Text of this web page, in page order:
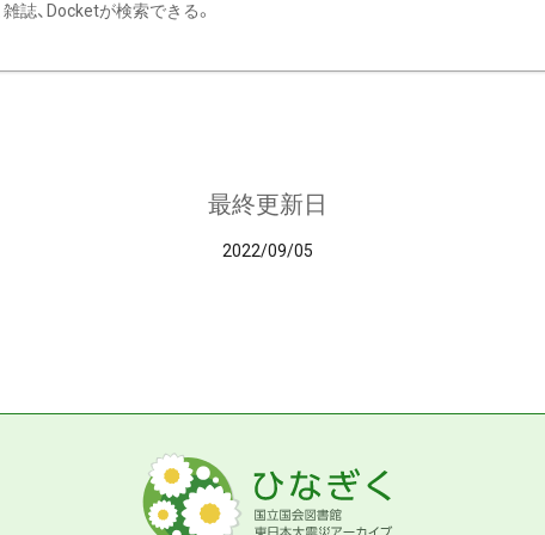
雑誌、Docketが検索できる。
最終更新日
2022/09/05